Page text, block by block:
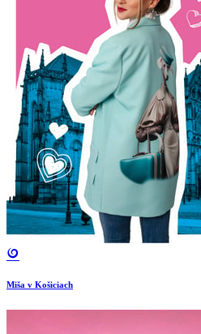
Miša v Košiciach